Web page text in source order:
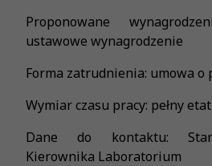
Proponowane
ustawowe wynagrodzenie
Forma zatrudnienia: umowa o
Wymiar czasu pracy: pełny etat
Dane do kontaktu:
Kierownika Laboratorium